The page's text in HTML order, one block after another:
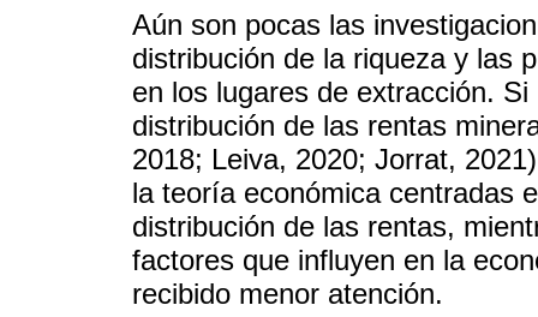
Aún son pocas las
distribución de la riqueza y las
en los lugares de extracción.
distribución de las rentas
2018; Leiva, 2020; Jorrat,
la teoría económica centradas
distribución de las rentas,
factores que influyen en la
recibido menor atención.